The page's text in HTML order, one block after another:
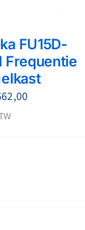
FU15D-
Frequentie